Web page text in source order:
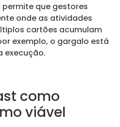
que gestores
onde as atividades
cartões acumulam
exemplo, o gargalo está
execução.
como
viável